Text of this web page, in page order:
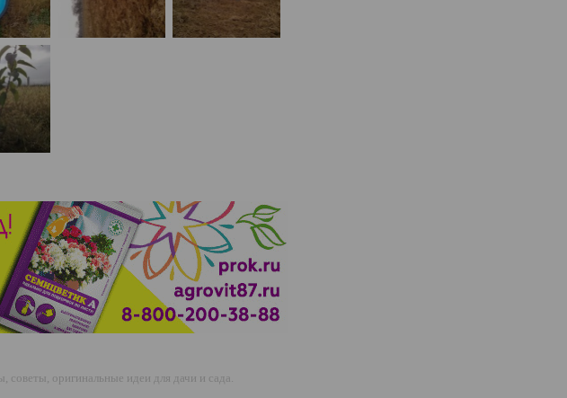
оригинальные идеи для дачи и сада.